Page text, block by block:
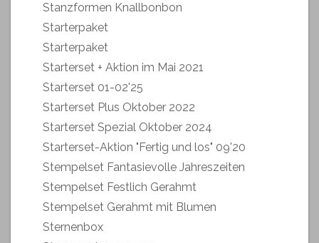
Stanzformen Knallbonbon
Starterpaket
Starterpaket
Starterset + Aktion im Mai 2021
Starterset 01-02'25
Starterset Plus Oktober 2022
Starterset Spezial Oktober 2024
Starterset-Aktion "Fertig und los" 09'20
Stempelset Fantasievolle Jahreszeiten
Stempelset Festlich Gerahmt
Stempelset Gerahmt mit Blumen
Sternenbox